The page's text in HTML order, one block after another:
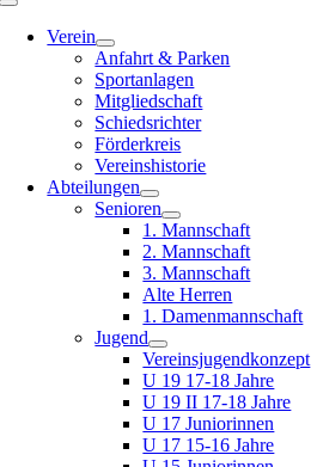
Toggle
NavigationVerein
Anfahrt & Parken
Sportanlagen
Mitgliedschaft
Schiedsrichter
Förderkreis
Vereinshistorie
Abteilungen
Senioren
1. Mannschaft
2. Mannschaft
3. Mannschaft
Alte Herren
1. Damenmannschaft
Jugend
Vereinsjugendkonzept
U 19 17-18 Jahre
U 19 II 17-18 Jahre
U 17 Juniorinnen
U 17 15-16 Jahre